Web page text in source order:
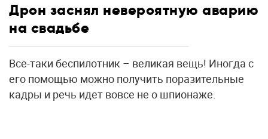
Дрон заснял невероятную аварию
на свадьбе
Все-таки беспилотник – великая вещь! Иногда с
его помощью можно получить поразительные
кадры и речь идет вовсе не о шпионаже.